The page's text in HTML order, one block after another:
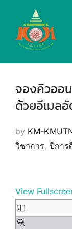
content
จองคิวออ
ด้วยอีเมล
by KM-
วิชาการ, ปีการ
View
Skip
to